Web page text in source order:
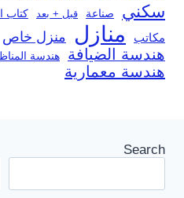
سكني صناعة قبل + بعد كتاب
مكاتب منازل منزل خاص
هندسة الضيافة هندسة
هندسة معمارية
Search